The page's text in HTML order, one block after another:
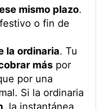
mismo plazo.
o fin de
la ordinaria. Tu
máspor
por una
Si la ordinaria
, la instantánea